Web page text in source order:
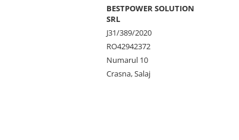
BESTPOWER SOLUTION
SRL
J31/389/2020
RO42942372
Numarul 10
Crasna, Salaj